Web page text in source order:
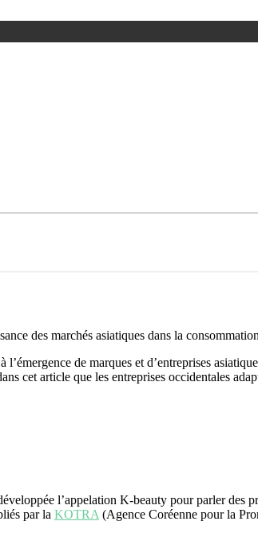
des marchés asiatiques dans la
de marques et d’entreprises
cet article que les entreprises occidentales
l’appelation K-beauty pour parler
par la KOTRA (Agence Coréenne pour la